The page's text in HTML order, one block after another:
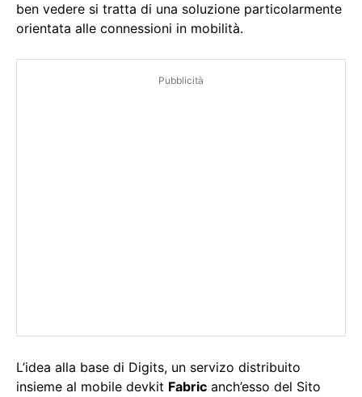
ben vedere si tratta di una soluzione particolarmente
orientata alle connessioni in mobilità.
Pubblicità
L’idea alla base di Digits, un servizo distribuito
insieme al mobile devkit Fabric anch’esso del Sito